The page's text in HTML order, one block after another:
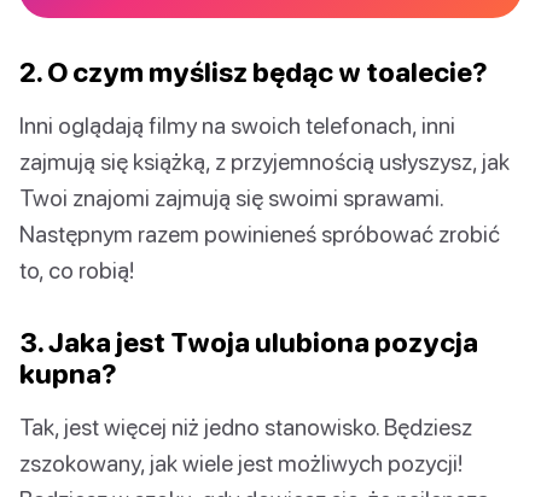
2. O czym myślisz będąc w toalecie?
Inni oglądają filmy na swoich telefonach, inni
zajmują się książką, z przyjemnością usłyszysz, jak
Twoi znajomi zajmują się swoimi sprawami.
Następnym razem powinieneś spróbować zrobić
to, co robią!
3. Jaka jest Twoja ulubiona pozycja
kupna?
Tak, jest więcej niż jedno stanowisko. Będziesz
zszokowany, jak wiele jest możliwych pozycji!